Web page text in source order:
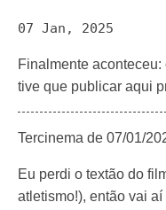
07 Jan, 2025
Finalmente
tive que publicar aqui
Tercinema de 07/01/
Eu perdi o textão do
atletismo!), então vai